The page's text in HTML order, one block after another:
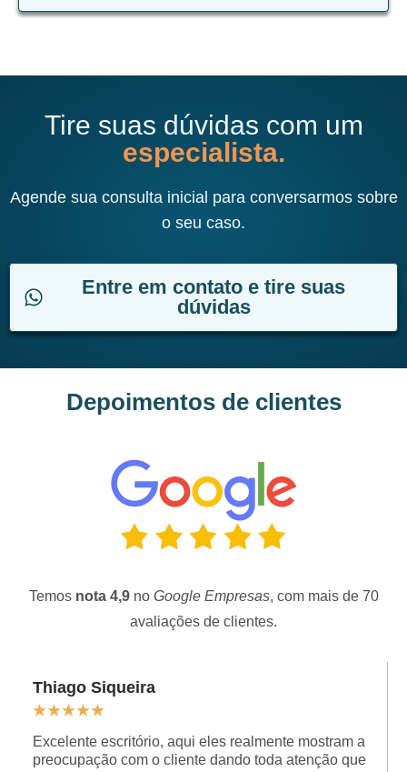
Tire suas dúvidas com um
especialista.
Agende sua consulta inicial para conversarmos sobre
o seu caso.
Entre em contato e tire suas
dúvidas
Depoimentos de clientes
Temos nota 4,9 no Google Empresas, com mais de 70
avaliações de clientes.
Thiago Siqueira
★★★★★
Excelente escritório, aqui eles realmente mostram a
preocupação com o cliente dando toda atenção que